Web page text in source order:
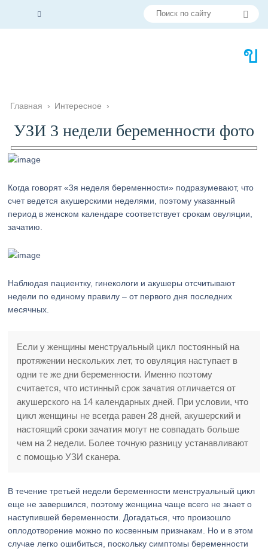
Главная › Интересное ›
УЗИ 3 недели беременности фото
Когда говорят «3я неделя беременности» подразумевают, что
счет ведется акушерскими неделями, поэтому указанный
период в женском календаре соответствует срокам овуляции,
зачатию.
Наблюдая пациентку, гинекологи и акушеры отсчитывают
недели по единому правилу – от первого дня последних
месячных.
Если у женщины менструальный цикл постоянный на
протяжении нескольких лет, то овуляция наступает в
одни те же дни беременности. Именно поэтому
считается, что истинный срок зачатия отличается от
акушерского на 14 календарных дней. При условии, что
цикл женщины не всегда равен 28 дней, акушерский и
настоящий сроки зачатия могут не совпадать больше
чем на 2 недели. Более точную разницу устанавливают
с помощью УЗИ сканера.
В течение третьей недели беременности менструальный цикл
еще не завершился, поэтому женщина чаще всего не знает о
наступившей беременности. Догадаться, что произошло
оплодотворение можно по косвенным признакам. Но и в этом
случае легко ошибиться, поскольку симптомы беременности